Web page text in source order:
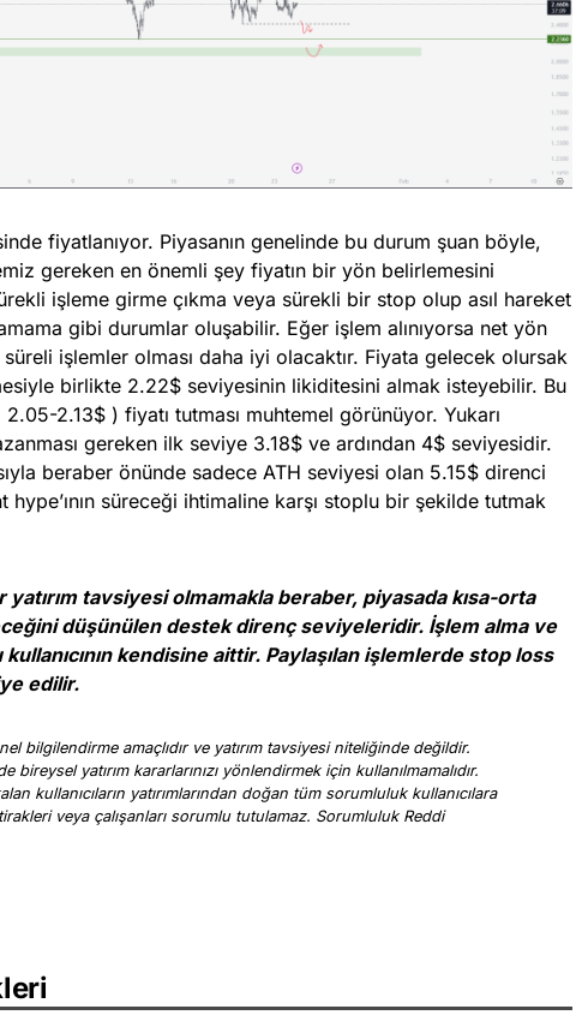
fiyatlanıyor. Piyasanın genelinde bu durum şuan böyle,
gereken en önemli şey fiyatın bir yön belirlemesini
işleme girme çıkma veya sürekli bir stop olup asıl hareket
gibi durumlar oluşabilir. Eğer işlem alınıyorsa net yön
işlemler olması daha iyi olacaktır. Fiyata gelecek olursak
birlikte 2.22$ seviyesinin likiditesini almak isteyebilir. Bu
2.13$ ) fiyatı tutması muhtemel görünüyor. Yukarı
gereken ilk seviye 3.18$ ve ardından 4$ seviyesidir.
beraber önünde sadece ATH seviyesi olan 5.15$ direnci
hype’ının süreceği ihtimaline karşı stoplu bir şekilde tutmak
yatırım tavsiyesi olmamakla beraber, piyasada kısa-orta
düşünülen destek direnç seviyeleridir. İşlem alma ve
kendisine aittir. Paylaşılan işlemlerde stop loss
edilir.
bilgilendirme amaçlıdır ve yatırım tavsiyesi niteliğinde değildir.
yatırım kararlarınızı yönlendirmek için kullanılmamalıdır.
kullanıcıların yatırımlarından doğan tüm sorumluluk kullanıcılara
veya çalışanları sorumlu tutulamaz. Sorumluluk Reddi